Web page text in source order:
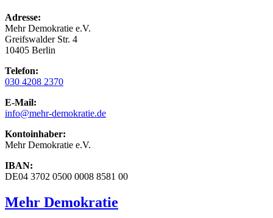
Adresse:
Mehr Demokratie e.V.
Greifswalder Str. 4
10405 Berlin
Telefon:
030 4208 2370
E-Mail:
info@mehr-demokratie.de
Kontoinhaber:
Mehr Demokratie e.V.
IBAN:
DE04 3702 0500 0008 8581 00
Mehr Demokratie